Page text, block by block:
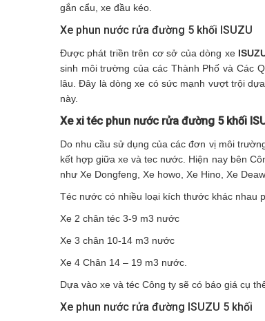
gắn cẩu, xe đầu kéo.
Xe phun nước rửa đường 5 khối ISUZU
Được phát triền trên cơ sở của dòng xe
sinh môi trường của các Thành Phố và Các
lâu. Đây là dòng xe có sức mạnh vượt trội
này.
Xe xi téc phun nước rửa đường 5 khối
Do nhu cầu sử dụng của các đơn vị môi
kết hợp giữa xe và tec nước. Hiện nay bên
như Xe Dongfeng, Xe howo, Xe Hino, Xe
Téc nước có nhiều loại kích thước khác nhau
Xe 2 chân téc 3-9 m3 nước
Xe 3 chân 10-14 m3 nước
Xe 4 Chân 14 – 19 m3 nước.
Dựa vào xe và téc Công ty sẽ có báo giá cụ
Xe phun nước rửa đường ISUZU 5 khối